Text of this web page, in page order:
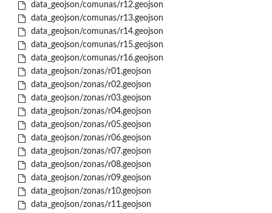
data_geojson/comunas/r12.geojson
data_geojson/comunas/r13.geojson
data_geojson/comunas/r14.geojson
data_geojson/comunas/r15.geojson
data_geojson/comunas/r16.geojson
data_geojson/zonas/r01.geojson
data_geojson/zonas/r02.geojson
data_geojson/zonas/r03.geojson
data_geojson/zonas/r04.geojson
data_geojson/zonas/r05.geojson
data_geojson/zonas/r06.geojson
data_geojson/zonas/r07.geojson
data_geojson/zonas/r08.geojson
data_geojson/zonas/r09.geojson
data_geojson/zonas/r10.geojson
data_geojson/zonas/r11.geojson